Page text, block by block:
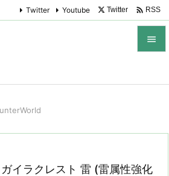

次へ
Twitter Youtube Twitter  RSS
イラクレスト 雷 (雷属性強化